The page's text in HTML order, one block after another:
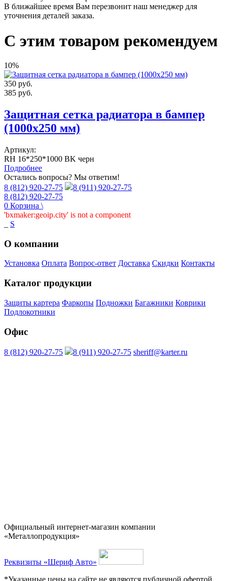
В ближайшее время Вам перезвонит наш менеджер для
уточнения деталей заказа.
С этим товаром рекомендуем
10%
350 руб.
385 руб.
Защитная сетка радиатора в бампер
(1000х250 мм)
Артикул:
RH 16*250*1000 BK черн
Подробнее
Остались вопросы? Мы ответим!
8 (812) 920-27-75
8 (911) 920-27-75
8 (812) 920-27-75
0 Корзина \
'bxmaker:geoip.city' is not a component
S
О компании
Установка Оплата Вопрос-ответ Доставка Скидки Контакты
Каталог продукции
Защиты картера Фаркопы Подножки Багажники Коврики
Подлокотники
Офис
8 (812) 920-27-75 8 (911) 920-27-75 sheriff@karter.ru
Официальный интернет-магазин компании
«Металлопродукция»
Реквизиты «Шериф Авто»
*Указанные цены на сайте не являются публичной офертой